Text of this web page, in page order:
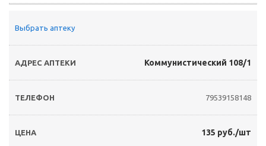
Выбрать аптеку
Коммунистический 108/1
79539158148
135 руб./шт